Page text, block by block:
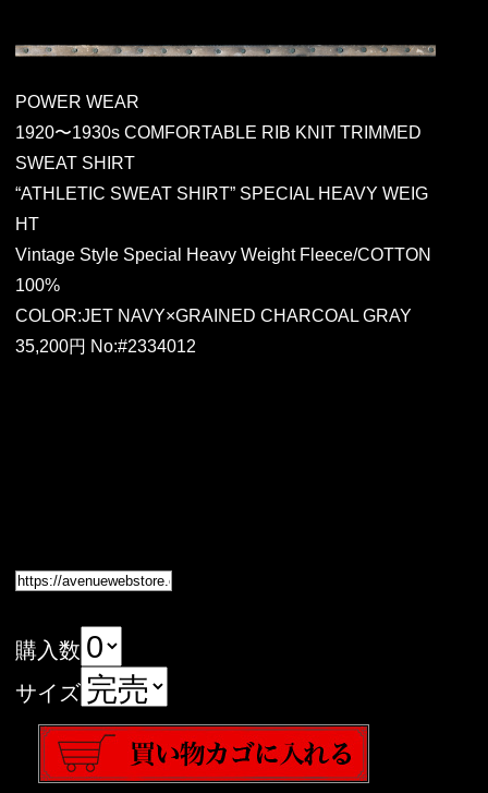
POWER WEAR
1920〜1930s COMFORTABLE RIB KNIT TRIMMED
SWEAT SHIRT
“ATHLETIC SWEAT SHIRT” SPECIAL HEAVY WEIG
HT
Vintage Style Special Heavy Weight Fleece/COTTON
100%
COLOR:JET NAVY×GRAINED CHARCOAL GRAY
35,200円 No:#2334012
購入数
サイズ